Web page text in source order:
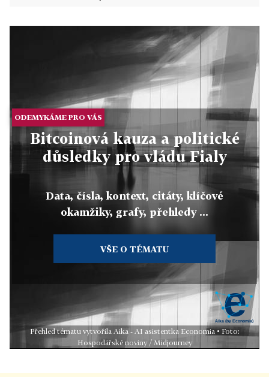
ODEMYKÁME PRO VÁS
Bitcoinová kauza a politické
důsledky pro vládu Fialy
Data, čísla, kontext, citáty, klíčové
okamžiky, grafy, přehledy ...
VŠE O TÉMATU
Přehled tématu vytvořila Aika - AI asistentka Economia • Foto:
Hospodářské noviny / Midjourney